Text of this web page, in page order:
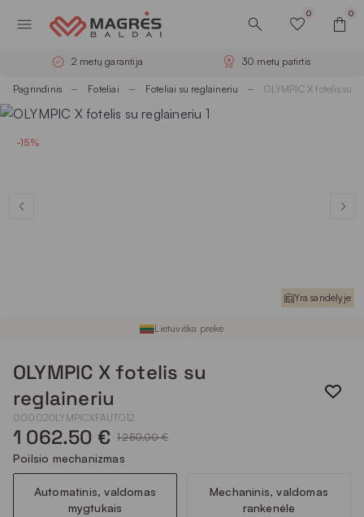
0 0
2 metų garantija 30 metų patirtis
Pagrindinis Foteliai Foteliai su reglaineriu OLYMPIC X fotelis su
-15%
Yra sandėlyje
Lietuviška prekė
OLYMPIC X fotelis su
reglaineriu
00002OLYMPICXFAUTO12
1 062.50 € 1 250.00 €
Poilsio mechanizmas
Automatinis, valdomas
mygtukais
Mechaninis, valdomas
rankenėle